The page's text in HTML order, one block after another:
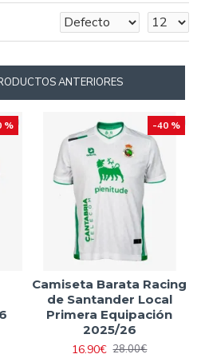
ANTERIORES
% -40 %
Camiseta Barata Racing
de Santander Local
Primera Equipación
2025/26
16.90€ 28.00€